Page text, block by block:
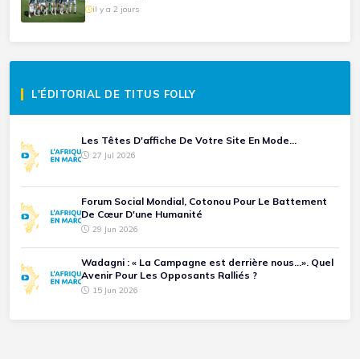
il y a 2 jours
L'ÉDITORIAL DE TITUS FOLLY
Les Têtes D'affiche De Votre Site En Mode...
27 Jul 2026
Forum Social Mondial, Cotonou Pour Le Battement
De Cœur D'une Humanité
29 Jun 2026
Wadagni : « La Campagne est derrière nous...». Quel
Avenir Pour Les Opposants Ralliés ?
15 Jun 2026